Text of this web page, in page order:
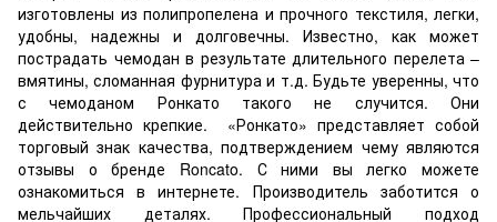
изготовлены из полипропелена и прочного текстиля, легки,
удобны, надежны и долговечны. Известно, как может
пострадать чемодан в результате длительного перелета –
вмятины, сломанная фурнитура и т.д. Будьте уверенны, что
с чемоданом Ронкато такого не случится. Они
действительно крепкие. «Ронкато» представляет собой
торговый знак качества, подтверждением чему являются
отзывы о бренде Roncato. С ними вы легко можете
ознакомиться в интернете. Производитель заботится о
мельчайших деталях. Профессиональный подход